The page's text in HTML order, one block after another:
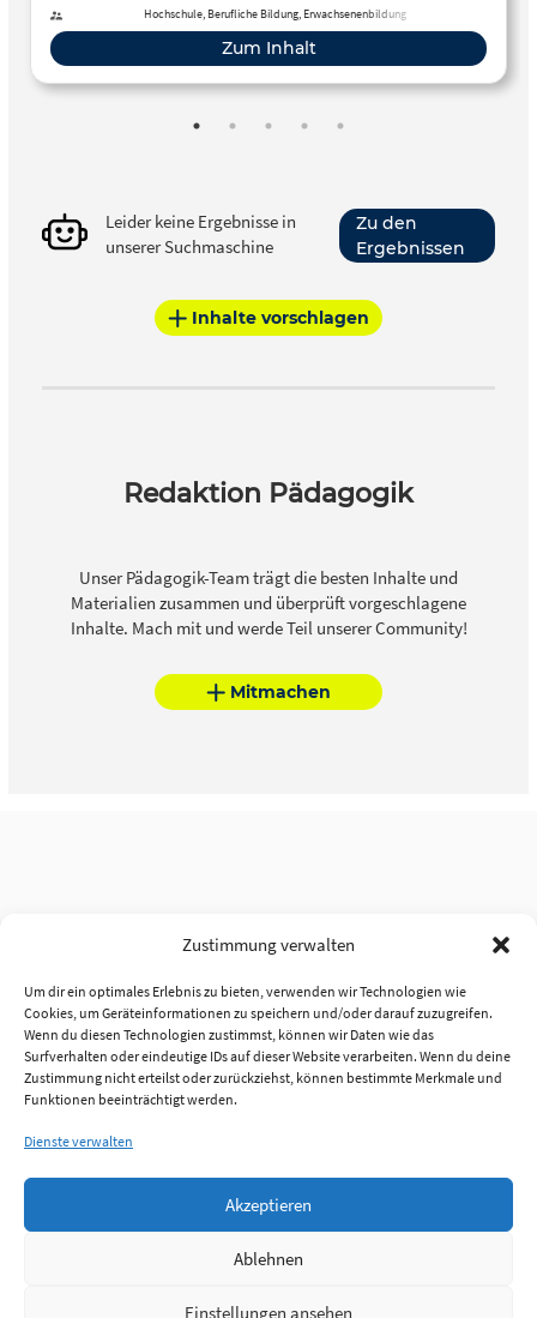
Zustimmung verwalten
Um dir ein optimales Erlebnis zu bieten, verwenden wir Technologien wie
Cookies, um Geräteinformationen zu speichern und/oder darauf zuzugreifen.
Wenn du diesen Technologien zustimmst, können wir Daten wie das
Surfverhalten oder eindeutige IDs auf dieser Website verarbeiten. Wenn du deine
Zustimmung nicht erteilst oder zurückziehst, können bestimmte Merkmale und
Funktionen beeinträchtigt werden.
Dienste verwalten
Akzeptieren
Ablehnen
Einstellungen ansehen
lauten dabei: Wie leben und erleben Jugendliche ihren
Alltag? An welchen Werten orientieren sie sich und welche
Lebensentwürfe und -stile verfolgen sie? Darüber hinaus
widmet sich die vorliegende Publikation den Themen
Politik, Gesundheit, Sport, Berufswahlprozesse sowie
Hochschule, Berufliche Bildung, Erwachsenenbildung
Zum Inhalt
Leider keine Ergebnisse in
unserer Suchmaschine
Zu den
Ergebnissen
Inhalte vorschlagen
Redaktion Pädagogik
Unser Pädagogik-Team trägt die besten Inhalte und
Materialien zusammen und überprüft vorgeschlagene
Inhalte. Mach mit und werde Teil unserer Community!
Mitmachen
Anmelden